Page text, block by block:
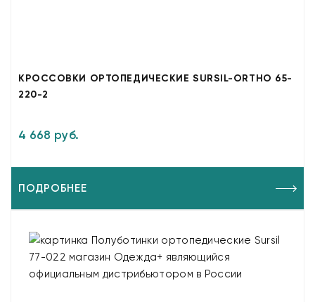
КРОССОВКИ ОРТОПЕДИЧЕСКИЕ SURSIL-ORTHO 65-
220-2
4 668 руб.
ПОДРОБНЕЕ